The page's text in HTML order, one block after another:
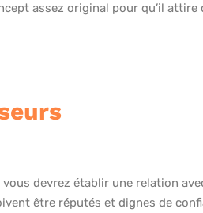
assez original pour qu’il attire
devrez établir une relation
être réputés et dignes de